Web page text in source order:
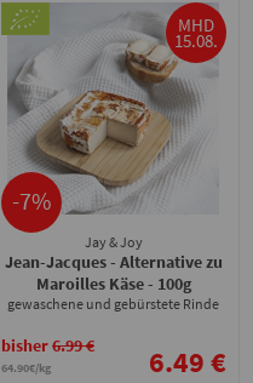
MHD
15.08.
-7%
Jay & Joy
Jean-Jacques - Alternative zu
Maroilles Käse- 100g
gewaschene und gebürstete Rinde
64.90€/kg
bisher6.99 € 6.49 €